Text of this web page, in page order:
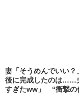
妻「そうめんでいい
後に完成したのは……
すぎたww」 “衝撃の